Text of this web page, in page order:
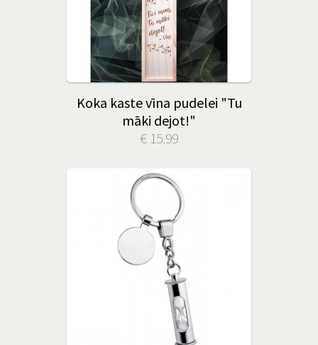
Koka kaste vīna pudelei "Tu
māki dejot!"
€ 15.99